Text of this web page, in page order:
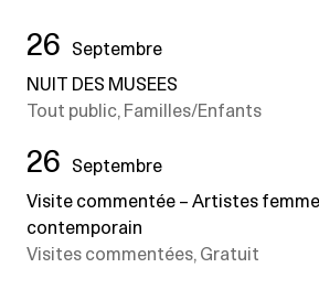
26
Septembre
NUIT DES MUSEES
Tout public, Familles/Enfants
26
Septembre
Visite commentée – Artistes
contemporain
Visites commentées, Gratuit